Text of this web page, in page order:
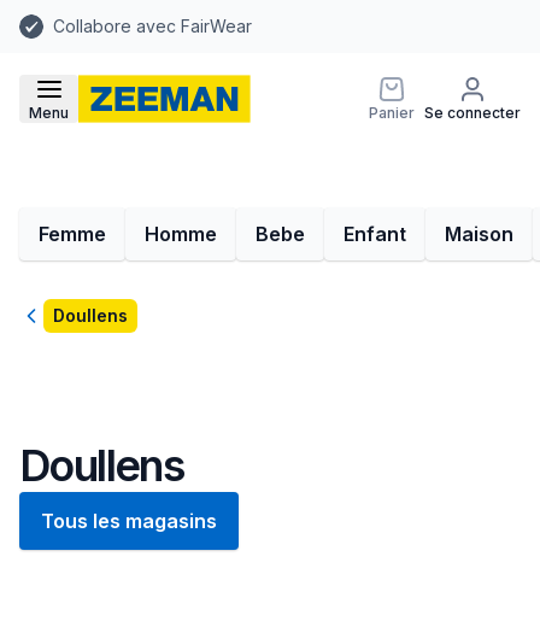
Collabore avec FairWear
Menu Panier Se connecter
Femme Homme Bebe Enfant Maison
RetourDoullens
Doullens
Tous les magasins